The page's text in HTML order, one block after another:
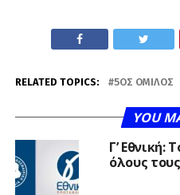
RELATED TOPICS: 5ΟΣ ΌΜΙΛΟΣ
YOU
Γ’
όλους